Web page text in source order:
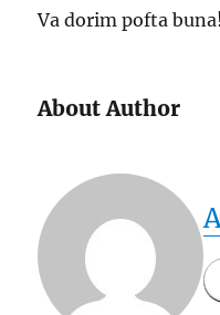
Va dorim pofta buna!
About Author